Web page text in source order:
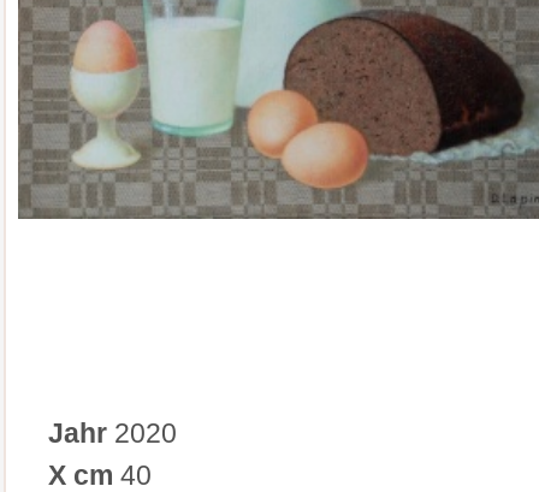
Jahr 2020
X cm 40